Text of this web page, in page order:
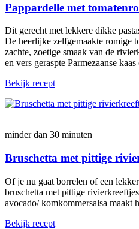
Pappardelle met
Dit gerecht met lekkere dikke
De heerlijke zelfgemaakte romige
zachte, zoetige smaak van de
en vers geraspte Parmezaanse
Bekijk recept
minder dan 30 minuten
Bruschetta met pittige
Of je nu gaat borrelen of een
bruschetta met pittige
avocado/ komkommersalsa maakt
Bekijk recept